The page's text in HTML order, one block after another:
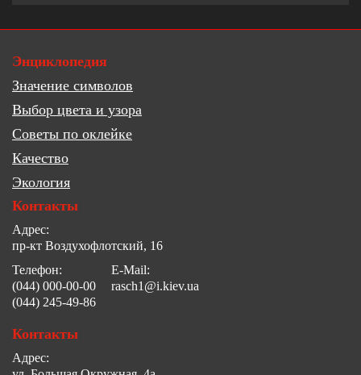
Энциклопедия
Значение символов
Выбор цвета и узора
Советы по оклейке
Качество
Экология
Контакты
Адрес:
пр-кт Воздухофлотский, 16
Телефон:
(044) 000-00-00
(044) 245-49-86
E-Mail:
rasch1@i.kiev.ua
Контакты
Адрес: